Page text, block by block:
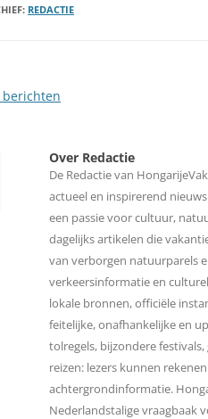
REDACTIE
Over Redactie
De Redactie van
actueel en inspirerend
een passie voor cultuur,
dagelijks artikelen die
van verborgen natuurparels
verkeersinformatie en
lokale bronnen, officiële
feitelijke, onafhankelijke en
tolregels, bijzondere
reizen: lezers kunnen
achtergrondinformatie.
Nederlandstalige vraagbaak